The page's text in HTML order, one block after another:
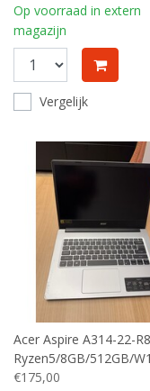
Op voorraad in extern
magazijn
Vergelijk
Acer Aspire A314-22-
Ryzen5/8GB/512GB/
€175,00